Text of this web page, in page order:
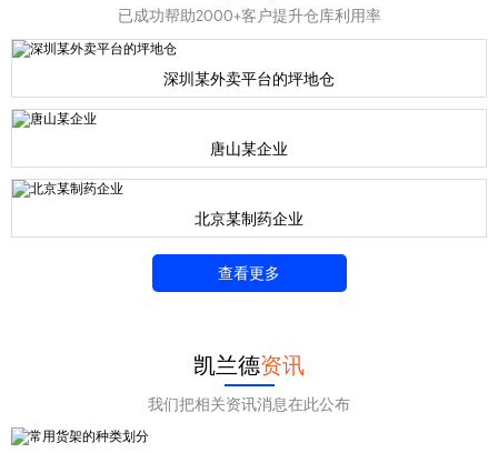
已成功帮助2000+客户提升仓库利用率
深圳某外卖平台的坪地仓
唐山某企业
北京某制药企业
查看更多
凯兰德资讯
我们把相关资讯消息在此公布